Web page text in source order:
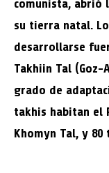
comunista, abrió
su tierra natal.
desarrollarse
Takhiin Tal (Goz-
grado de
takhis habitan el
Khomyn Tal, y